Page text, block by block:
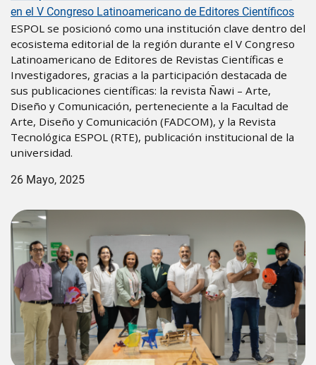
en el V Congreso Latinoamericano de Editores Científicos
ESPOL se posicionó como una institución clave dentro del
ecosistema editorial de la región durante el V Congreso
Latinoamericano de Editores de Revistas Científicas e
Investigadores, gracias a la participación destacada de
sus publicaciones científicas: la revista Ñawi – Arte,
Diseño y Comunicación, perteneciente a la Facultad de
Arte, Diseño y Comunicación (FADCOM), y la Revista
Tecnológica ESPOL (RTE), publicación institucional de la
universidad.
26 Mayo, 2025
Image